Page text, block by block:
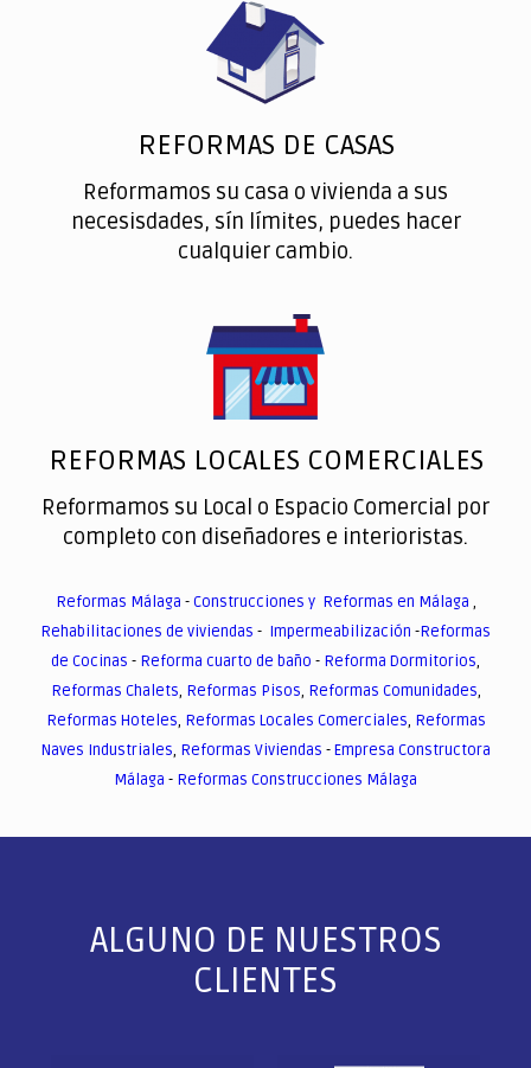
REFORMAS DE CASAS
Reformamos su casa o vivienda a sus
necesisdades, sín límites, puedes hacer
cualquier cambio.
REFORMAS LOCALES COMERCIALES
Reformamos su Local o Espacio Comercial por
completo con diseñadores e interioristas.
Reformas Málaga -Construcciones y Reformas en Málaga ,
Rehabilitaciones de viviendas - Impermeabilización -Reformas
de Cocinas - Reforma cuarto de baño - Reforma Dormitorios,
Reformas Chalets, Reformas Pisos, Reformas Comunidades,
Reformas Hoteles, Reformas Locales Comerciales, Reformas
Naves Industriales, Reformas Viviendas -Empresa Constructora
Málaga - Reformas Construcciones Málaga
ALGUNO DE NUESTROS
CLIENTES